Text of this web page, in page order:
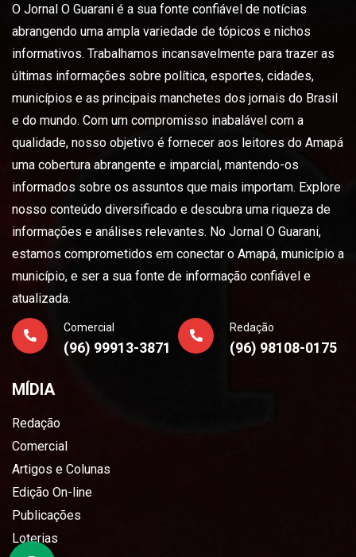
O Jornal O Guarani é a sua fonte confiável de notícias
abrangendo uma ampla variedade de tópicos e nichos
informativos. Trabalhamos incansavelmente para trazer as
últimas informações sobre política, esportes, cidades,
municípios e as principais manchetes dos jornais do Brasil
e do mundo. Com um compromisso inabalável com a
qualidade, nosso objetivo é fornecer aos leitores do Amapá
uma cobertura abrangente e imparcial, mantendo-os
informados sobre os assuntos que mais importam. Explore
nosso conteúdo diversificado e descubra uma riqueza de
informações e análises relevantes. No Jornal O Guarani,
estamos comprometidos em conectar o Amapá, município a
município, e ser a sua fonte de informação confiável e
atualizada.
Comercial
(96) 99913-3871
Redação
(96) 98108-0175
MÍDIA
Redação
Comercial
Artigos e Colunas
Edição On-line
Publicações
Loterias